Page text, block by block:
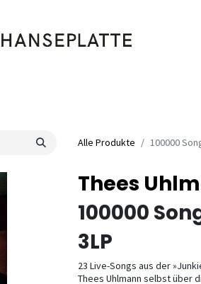
Alle Produkte 100000
Thees
100000
3LP
23 Live-Songs aus der
Thees Uhlmann selbst über